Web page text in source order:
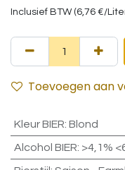
Inclusief BTW (6,76 €/
Toevoegen aan
Kleur BIER: Blond
Alcohol BIER: >4,1%